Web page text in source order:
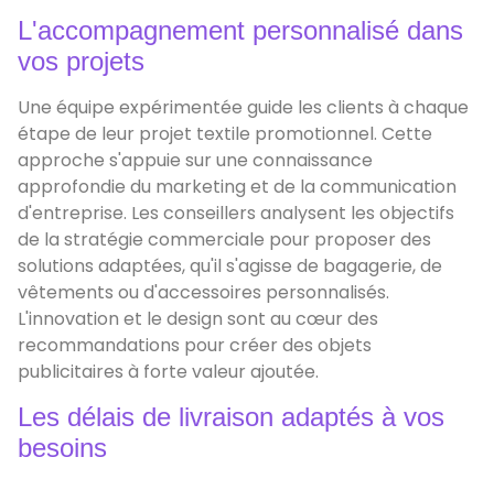
L'accompagnement personnalisé dans
vos projets
Une équipe expérimentée guide les clients à chaque
étape de leur projet textile promotionnel. Cette
approche s'appuie sur une connaissance
approfondie du marketing et de la communication
d'entreprise. Les conseillers analysent les objectifs
de la stratégie commerciale pour proposer des
solutions adaptées, qu'il s'agisse de bagagerie, de
vêtements ou d'accessoires personnalisés.
L'innovation et le design sont au cœur des
recommandations pour créer des objets
publicitaires à forte valeur ajoutée.
Les délais de livraison adaptés à vos
besoins